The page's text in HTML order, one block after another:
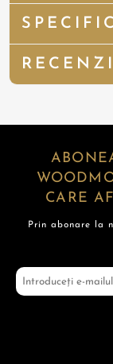
CARE
Prin abonare la